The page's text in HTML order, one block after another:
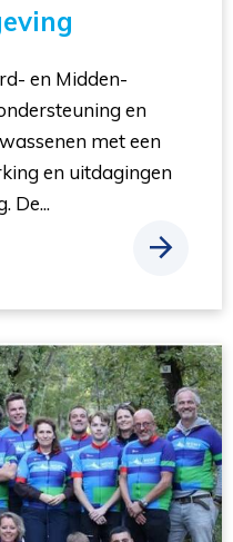
en Midden-
en
met een
en uitdagingen
De...